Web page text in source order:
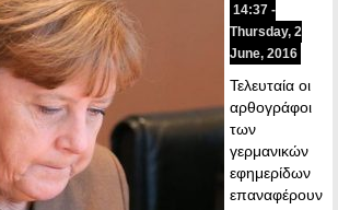
14:37 -
Thursday, 2
June, 2016
Τελευταία οι
αρθογράφοι
των
γερμανικών
εφημερίδων
επαναφέρουν